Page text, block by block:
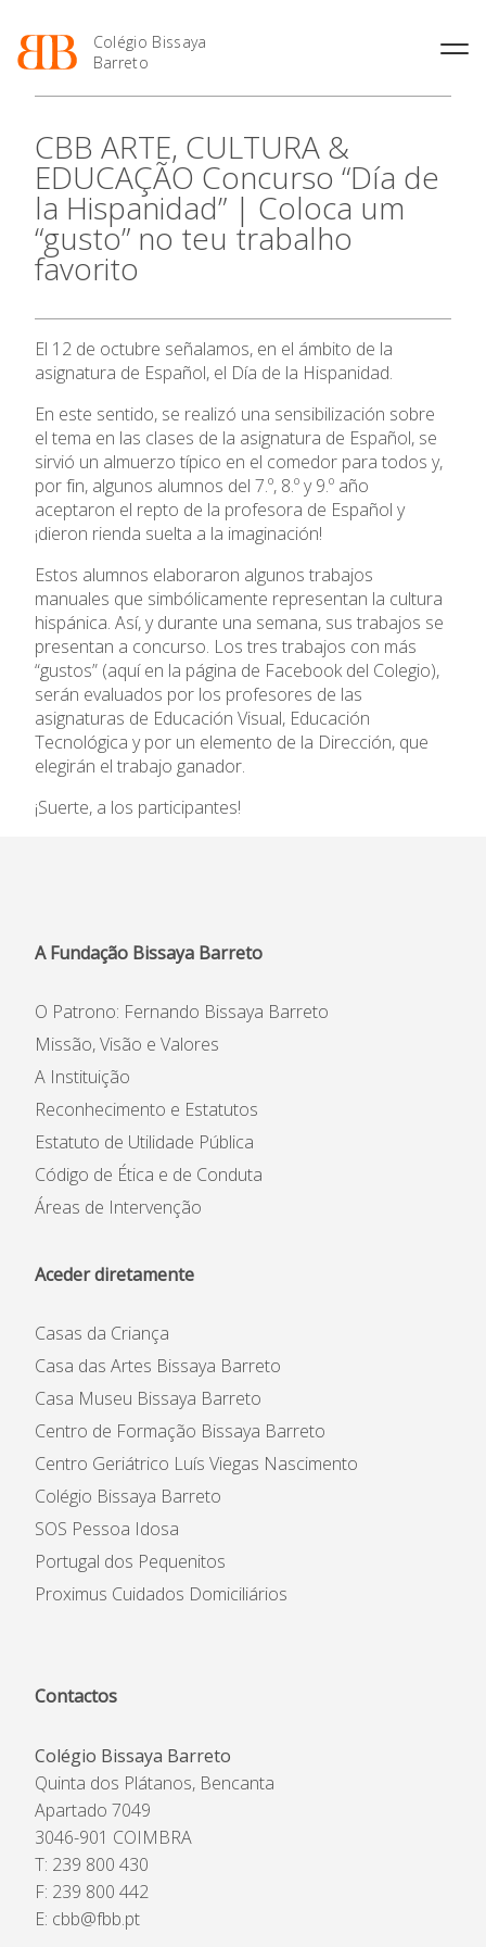
Colégio Bissaya
Barreto
O Colégio
Projeto Educativo
Organização
Colaboradores Docentes
Colaboradores Não
Docentes
Regulamentos
Privacidade
Oferta Formativa
Enriquecimento Curricular
Oferta Curricular
Atividades Extracurriculares
Serviços
Sala de Estudo
Letiva
Academia de Línguas
Ensino Profissional
Profissionais
Matrículas
Horários e Manuais
Curso de Técnico de
Termalismo
Ofertas de Emprego
Ano Letivo
2027
Calendários
Portal do Professor
Portal do Aluno/Encarregado
de Educação
Secretariado de Exames
Admissão
Informações
APEE
Notícias
CBB ARTE, CULTURA &
EDUCAÇÃO Concurso “Día de
la Hispanidad” | Coloca um
“gusto” no teu trabalho
favorito
El 12 de octubre señalamos, en el ámbito de la
asignatura de Español, el Día de la Hispanidad.
En este sentido, se realizó una sensibilización sobre
el tema en las clases de la asignatura de Español, se
sirvió un almuerzo típico en el comedor para todos y,
por fin, algunos alumnos del 7.º, 8.º y 9.º año
aceptaron el repto de la profesora de Español y
¡dieron rienda suelta a la imaginación!
Estos alumnos elaboraron algunos trabajos
manuales que simbólicamente representan la cultura
hispánica. Así, y durante una semana, sus trabajos se
presentan a concurso. Los tres trabajos con más
“gustos” (aquí en la página de Facebook del Colegio),
serán evaluados por los profesores de las
asignaturas de Educación Visual, Educación
Tecnológica y por un elemento de la Dirección, que
elegirán el trabajo ganador.
¡Suerte, a los participantes!
A Fundação Bissaya Barreto
O Patrono: Fernando Bissaya Barreto
Missão, Visão e Valores
A Instituição
Reconhecimento e Estatutos
Estatuto de Utilidade Pública
Código de Ética e de Conduta
Áreas de Intervenção
Aceder diretamente
Casas da Criança
Casa das Artes Bissaya Barreto
Casa Museu Bissaya Barreto
Centro de Formação Bissaya Barreto
Centro Geriátrico Luís Viegas Nascimento
Colégio Bissaya Barreto
SOS Pessoa Idosa
Portugal dos Pequenitos
Proximus Cuidados Domiciliários
Contactos
Colégio Bissaya Barreto
Quinta dos Plátanos, Bencanta
Apartado 7049
3046-901 COIMBRA
T: 239 800 430
F: 239 800 442
E: cbb@fbb.pt